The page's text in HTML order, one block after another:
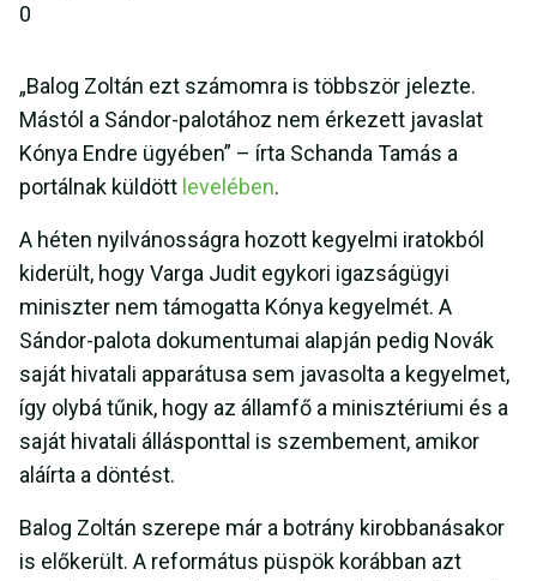
0
„Balog Zoltán ezt számomra is többször jelezte.
Mástól a Sándor-palotához nem érkezett javaslat
Kónya Endre ügyében” – írta Schanda Tamás a
portálnak küldött levelében.
A héten nyilvánosságra hozott kegyelmi iratokból
kiderült, hogy Varga Judit egykori igazságügyi
miniszter nem támogatta Kónya kegyelmét. A
Sándor-palota dokumentumai alapján pedig Novák
saját hivatali apparátusa sem javasolta a kegyelmet,
így olybá tűnik, hogy az államfő a minisztériumi és a
saját hivatali állásponttal is szembement, amikor
aláírta a döntést.
Balog Zoltán szerepe már a botrány kirobbanásakor
is előkerült. A református püspök korábban azt